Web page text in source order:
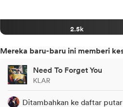
2.5k
Mereka baru-baru ini memberi
Need To Forget You
KLAR
Ditambahkan ke daftar putar